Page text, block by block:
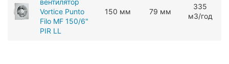
вентилятор
Vortice Punto
Filo MF 150/6"
PIR LL
150 мм 79 мм
ЗЗ5
мЗ/год